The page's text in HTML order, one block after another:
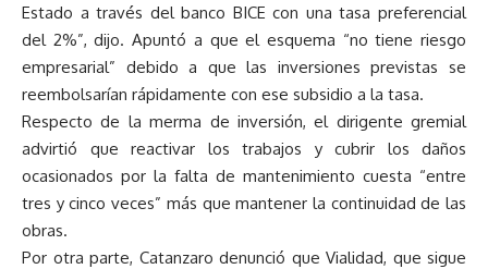
Estado a través del banco BICE con una tasa preferencial
del 2%”, dijo. Apuntó a que el esquema “no tiene riesgo
empresarial” debido a que las inversiones previstas se
reembolsarían rápidamente con ese subsidio a la tasa.
Respecto de la merma de inversión, el dirigente gremial
advirtió que reactivar los trabajos y cubrir los daños
ocasionados por la falta de mantenimiento cuesta “entre
tres y cinco veces” más que mantener la continuidad de las
obras.
Por otra parte, Catanzaro denunció que Vialidad, que sigue